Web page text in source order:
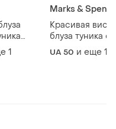
1
Marks &
Красивая
блуза туника с
кружевом
размера батал
UA 50 и еще 1